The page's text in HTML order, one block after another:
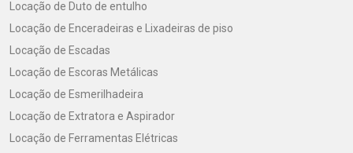
Locação de Duto de entulho
Locação de Enceradeiras e Lixadeiras de piso
Locação de Escadas
Locação de Escoras Metálicas
Locação de Esmerilhadeira
Locação de Extratora e Aspirador
Locação de Ferramentas Elétricas